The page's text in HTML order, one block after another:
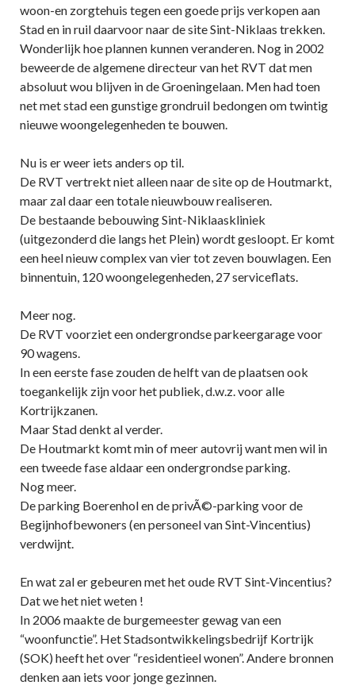
woon-en zorgtehuis tegen een goede prijs verkopen aan
Stad en in ruil daarvoor naar de site Sint-Niklaas trekken.
Wonderlijk hoe plannen kunnen veranderen. Nog in 2002
beweerde de algemene directeur van het RVT dat men
absoluut wou blijven in de Groeningelaan. Men had toen
net met stad een gunstige grondruil bedongen om twintig
nieuwe woongelegenheden te bouwen.
Nu is er weer iets anders op til.
De RVT vertrekt niet alleen naar de site op de Houtmarkt,
maar zal daar een totale nieuwbouw realiseren.
De bestaande bebouwing Sint-Niklaaskliniek
(uitgezonderd die langs het Plein) wordt gesloopt. Er komt
een heel nieuw complex van vier tot zeven bouwlagen. Een
binnentuin, 120 woongelegenheden, 27 serviceflats.
Meer nog.
De RVT voorziet een ondergrondse parkeergarage voor
90 wagens.
In een eerste fase zouden de helft van de plaatsen ook
toegankelijk zijn voor het publiek, d.w.z. voor alle
Kortrijkzanen.
Maar Stad denkt al verder.
De Houtmarkt komt min of meer autovrij want men wil in
een tweede fase aldaar een ondergrondse parking.
Nog meer.
De parking Boerenhol en de privÃ©-parking voor de
Begijnhofbewoners (en personeel van Sint-Vincentius)
verdwijnt.
En wat zal er gebeuren met het oude RVT Sint-Vincentius?
Dat we het niet weten !
In 2006 maakte de burgemeester gewag van een
“woonfunctie”. Het Stadsontwikkelingsbedrijf Kortrijk
(SOK) heeft het over “residentieel wonen”. Andere bronnen
denken aan iets voor jonge gezinnen.